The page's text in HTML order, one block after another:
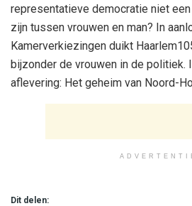
representatieve democratie niet
zijn tussen vrouwen en man? In
Kamerverkiezingen duikt
bijzonder de vrouwen in de politiek.
aflevering: Het geheim van Noord-
Dit delen: